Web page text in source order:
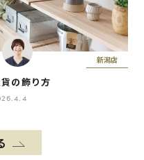
新潟店
の飾り方